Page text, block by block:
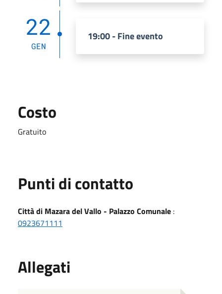
22
GEN
19:00 - Fine evento
Costo
Gratuito
Punti di contatto
Città di Mazara del Vallo - Palazzo Comunale :
0923671111
Allegati